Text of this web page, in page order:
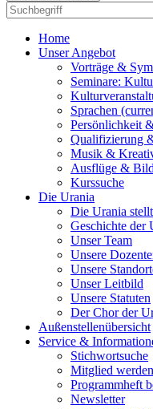
Home
Unser Angebot
Vorträge &
Seminare:
Sprachen
Persönlichkeit
Qualifizierung
Musik &
Ausflüge &
Kurssuche
Die Urania
Die Urania
Geschichte der
Unser Team
Unsere
Unsere
Unser Leitbild
Unsere Statuten
Der Chor der
Außenstellenübersicht
Service &
Stichwortsuche
Mitglied werden
Programmheft
Newsletter